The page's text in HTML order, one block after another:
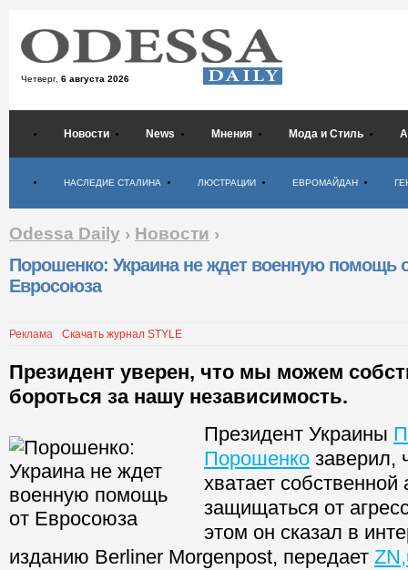
Четверг, 6 августа 2026
Новости News Мнения Мода и Стиль
НАСЛЕДИЕ СТАЛИНА ЛЮСТРАЦИИ ЕВРОМАЙДАН
Odessa Daily › Новости ›
Порошенко: Украина не ждет военную помощь
Евросоюза
Реклама Скачать журнал STYLE
Президент уверен, что мы можем
бороться за нашу независимость.
Президент Украины
Порошенко заверил,
хватает
защищаться от
этом он сказал в
изданию Berliner Morgenpost, передает